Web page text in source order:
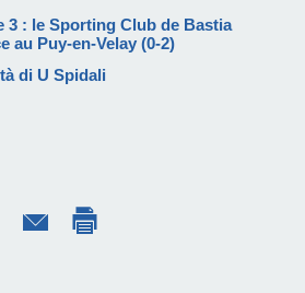
3 : le Sporting Club de Bastia
au Puy-en-Velay (0-2)
di U Spidali